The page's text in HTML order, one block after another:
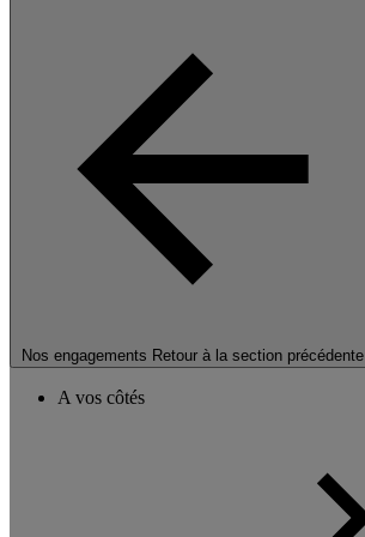
Nos engagements Retour à la section précédente
A vos côtés